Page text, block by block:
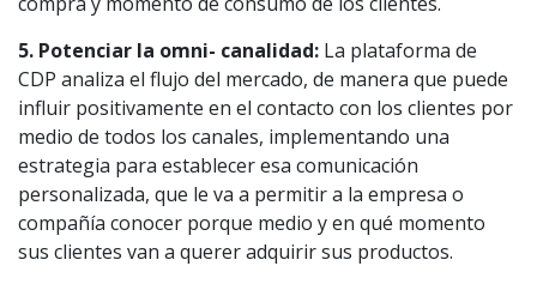
5. Potenciar la omni- canalidad: La plataforma de
CDP analiza el flujo del mercado, de manera que puede
influir positivamente en el contacto con los clientes por
medio de todos los canales, implementando una
estrategia para establecer esa comunicación
personalizada, que le va a permitir a la empresa o
compañía conocer porque medio y en qué momento
sus clientes van a querer adquirir sus productos.